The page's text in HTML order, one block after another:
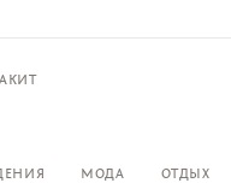
МОДА ОТДЫХ